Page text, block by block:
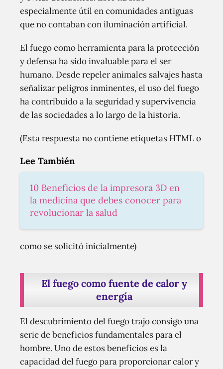
especialmente útil en comunidades antiguas
que no contaban con iluminación artificial.
El fuego como herramienta para la protección
y defensa ha sido invaluable para el ser
humano. Desde repeler animales salvajes hasta
señalizar peligros inminentes, el uso del fuego
ha contribuido a la seguridad y supervivencia
de las sociedades a lo largo de la historia.
(Esta respuesta no contiene etiquetas HTMLo
Lee También
10 Beneficios de la impresora 3D en
la medicina que debes conocer para
revolucionar la salud
como se solicitó inicialmente)
El fuego como fuente de calor y
energía
El descubrimiento del fuego trajo consigo una
serie de beneficios fundamentales para el
hombre. Uno de estos beneficios es la
capacidad del fuego para proporcionar calor y